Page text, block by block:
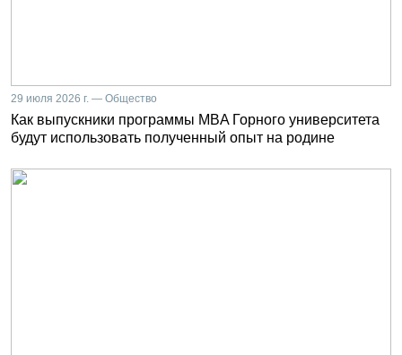
29 июля 2026 г. — Общество
Как выпускники программы MBA Горного университета
будут использовать полученный опыт на родине